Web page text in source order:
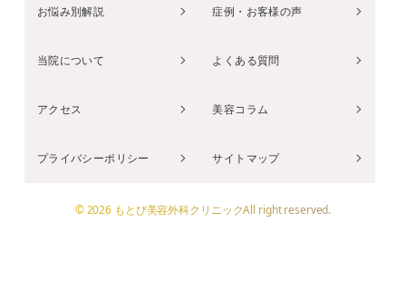
お悩み別解説 症例・お客様の声
当院について よくある質問
アクセス 美容コラム
プライバシーポリシー サイトマップ
© 2026 もとび美容外科クリニックAll right reserved.